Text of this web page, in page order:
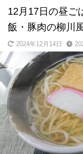
12月17日の昼ご
飯・豚肉の柳川
2024年12月14日